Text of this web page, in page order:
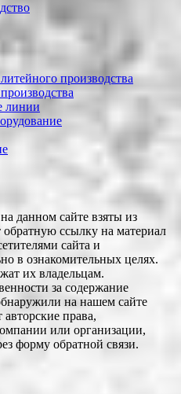
производства
линии
данном сайте взяты из
ссылку на материал
сайта и
в ознакомительных целях.
их владельцам.
за содержание
на нашем сайте
права,
или организации,
форму обратной связи.